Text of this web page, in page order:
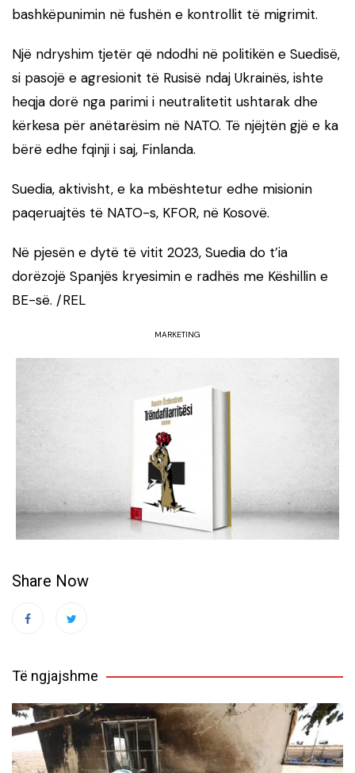
bashkëpunimin në fushën e kontrollit të migrimit.
Një ndryshim tjetër që ndodhi në politikën e Suedisë,
si pasojë e agresionit të Rusisë ndaj Ukrainës, ishte
heqja dorë nga parimi i neutralitetit ushtarak dhe
kërkesa për anëtarësim në NATO. Të njëjtën gjë e ka
bërë edhe fqinji i saj, Finlanda.
Suedia, aktivisht, e ka mbështetur edhe misionin
paqeruajtës të NATO-s, KFOR, në Kosovë.
Në pjesën e dytë të vitit 2023, Suedia do t’ia
dorëzojë Spanjës kryesimin e radhës me Këshillin e
BE-së. /REL
MARKETING
Share Now
Të ngjajshme